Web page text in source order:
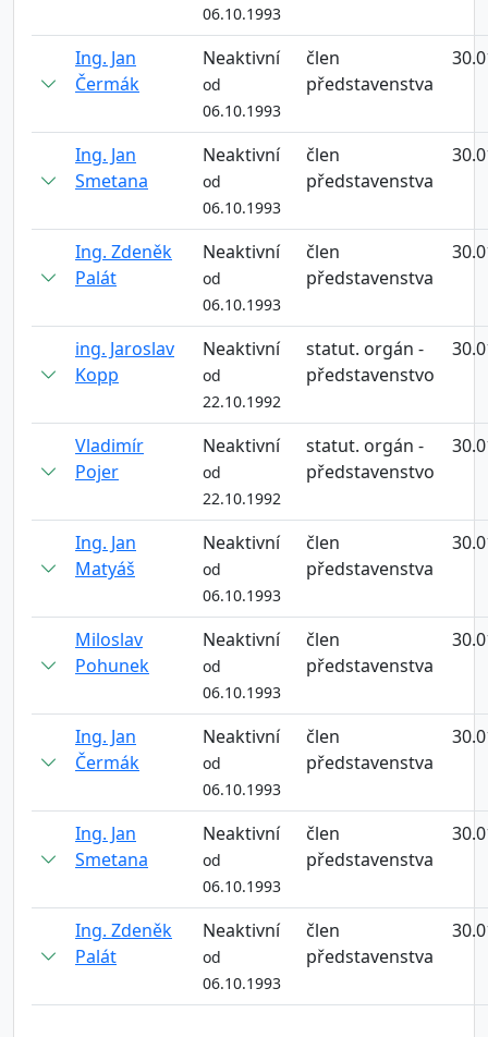
06.10.1993
Ing. Jan
Čermák
Neaktivní
od
06.10.1993
člen
představenstva
Ing. Jan
Smetana
Neaktivní
od
06.10.1993
člen
představenstva
Ing. Zdeněk
Palát
Neaktivní
od
06.10.1993
člen
představenstva
ing. Jaroslav
Kopp
Neaktivní
od
22.10.1992
statut. orgán -
představenstvo
Vladimír
Pojer
Neaktivní
od
22.10.1992
statut. orgán -
představenstvo
Ing. Jan
Matyáš
Neaktivní
od
06.10.1993
člen
představenstva
Miloslav
Pohunek
Neaktivní
od
06.10.1993
člen
představenstva
Ing. Jan
Čermák
Neaktivní
od
06.10.1993
člen
představenstva
Ing. Jan
Smetana
Neaktivní
od
06.10.1993
člen
představenstva
Ing. Zdeněk
Palát
Neaktivní
od
06.10.1993
člen
představenstva